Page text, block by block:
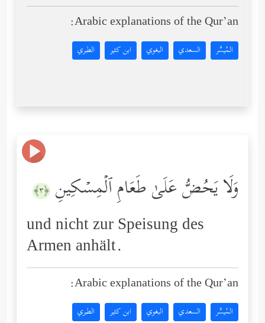
Arabic explanations of the Qur’an:
المُيسَّر السعدي البغوي ابن كثير الطبري
وَلَا یَحُضُّ عَلَىٰ طَعَامِ ٱلۡمِسۡكِینِ ﴿٣﴾
und nicht zur Speisung des
Armen anhält.
Arabic explanations of the Qur’an:
المُيسَّر السعدي البغوي ابن كثير الطبري